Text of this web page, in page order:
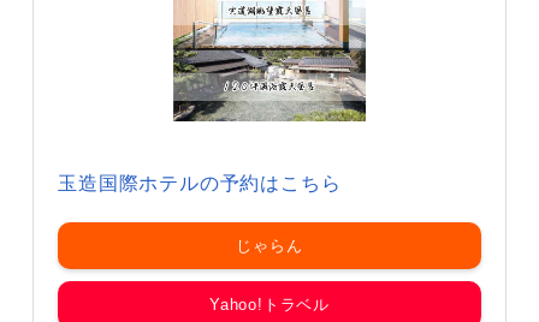
玉造国際ホテルの予約はこちら
じゃらん
Yahoo!トラベル